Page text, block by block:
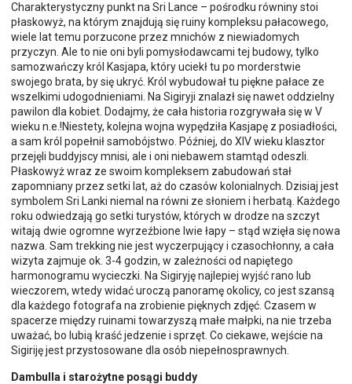
Charakterystyczny punkt na Sri Lance – pośrodku równiny stoi
płaskowyż, na którym znajdują się ruiny kompleksu pałacowego,
wiele lat temu porzucone przez mnichów z niewiadomych
przyczyn. Ale to nie oni byli pomysłodawcami tej budowy, tylko
samozwańczy król Kasjapa, który uciekł tu po morderstwie
swojego brata, by się ukryć. Król wybudował tu piękne pałace ze
wszelkimi udogodnieniami. Na Sigiryji znalazł się nawet oddzielny
pawilon dla kobiet. Dodajmy, że cała historia rozgrywała się w V
wieku n.e.!Niestety, kolejna wojna wypędziła Kasjapę z posiadłości,
a sam król popełnił samobójstwo. Później, do XIV wieku klasztor
przejęli buddyjscy mnisi, ale i oni niebawem stamtąd odeszli.
Płaskowyż wraz ze swoim kompleksem zabudowań stał
zapomniany przez setki lat, aż do czasów kolonialnych. Dzisiaj jest
symbolem Sri Lanki niemal na równi ze słoniem i herbatą. Każdego
roku odwiedzają go setki turystów, których w drodze na szczyt
witają dwie ogromne wyrzeźbione lwie łapy – stąd wzięła się nowa
nazwa. Sam trekking nie jest wyczerpujący i czasochłonny, a cała
wizyta zajmuje ok. 3-4 godzin, w zależności od napiętego
harmonogramu wycieczki. Na Sigiryję najlepiej wyjść rano lub
wieczorem, wtedy widać uroczą panoramę okolicy, co jest szansą
dla każdego fotografa na zrobienie pięknych zdjęć. Czasem w
spacerze między ruinami towarzyszą małe małpki, na nie trzeba
uważać, bo lubią kraść jedzenie i sprzęt. Co ciekawe, wejście na
Sigiriję jest przystosowane dla osób niepełnosprawnych.
Dambulla i starożytne posągi buddy